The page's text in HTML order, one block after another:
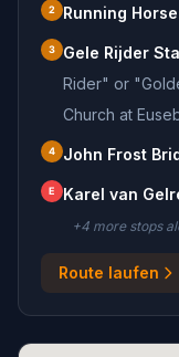
2 Running Horse
3 Gele Rijder
Rider" or
Church at
4 John Frost
E Karel van
+4 more stops
Route laufen